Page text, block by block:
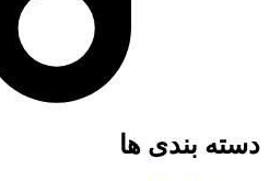
دسته بندی ها